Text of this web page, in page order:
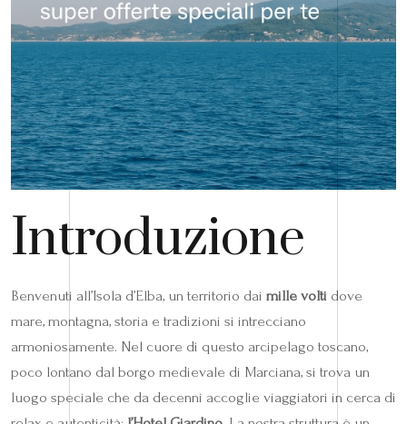
Introduzione
Benvenuti all’Isola d’Elba, un territorio dai mille volti dove
mare, montagna, storia e tradizioni si intrecciano
armoniosamente. Nel cuore di questo arcipelago toscano,
poco lontano dal borgo medievale di Marciana, si trova un
luogo speciale che da decenni accoglie viaggiatori in cerca di